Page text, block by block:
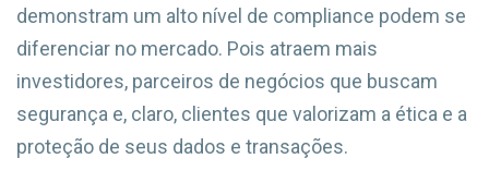
demonstram um alto nível de compliance podem se
diferenciar no mercado. Pois atraem mais
investidores, parceiros de negócios que buscam
segurança e, claro, clientes que valorizam a ética e a
proteção de seus dados e transações.